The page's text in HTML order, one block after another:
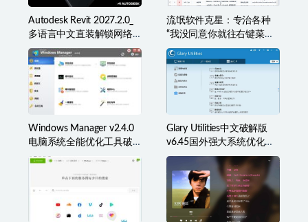
Autodesk Revit 2027.2.0_
多语言中文直装解锁网络
许可版
流氓软件克星：专治各种
“我没同意你就往右键菜单
里塞东西”
Windows Manager v2.4.0
电脑系统全能优化工具破
解版
Glary Utilities中文破解版
v6.45国外强大系统优化百
宝箱